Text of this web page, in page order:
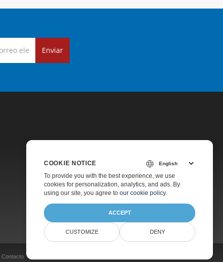
Enviar
Precios
Soporte De Pago
Acerca De
Contacto
COOKIE NOTICE
To provide you with the best experience, we use
cookies for personalization, analytics, and ads. By
using our site, you agree to our cookie policy.
ACCEPT
CUSTOMIZE DENY